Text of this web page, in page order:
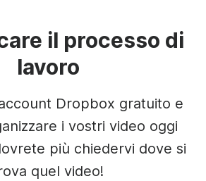
il processo di
lavoro
Dropbox gratuito e
i vostri video oggi
più chiedervi dove si
quel video!